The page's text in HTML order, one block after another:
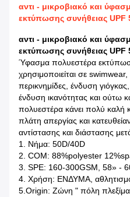
αντι - μικροβιακό και
εκτύπωσης συνήθειας UPF
αντι - μικροβιακό και
εκτύπωσης συνήθειας UPF
Ύφασμα πολυεστέρα
χρησιμοποιείται σε
περικνημίδες, ένδυση
ένδυση ικανότητας και ούτω
πολυεστέρα κάνει πολύ καλή
πλάτη απεργίας και
αντίστασης και διάστασης
1. Νήμα: 50D/40D
2. COM: 88%polyester
3. SPE: 160-300GSM, 58» -
4. Χρήση: ΕΝΔΥΜΑ,
5.Origin: Ζώνη " πόλη